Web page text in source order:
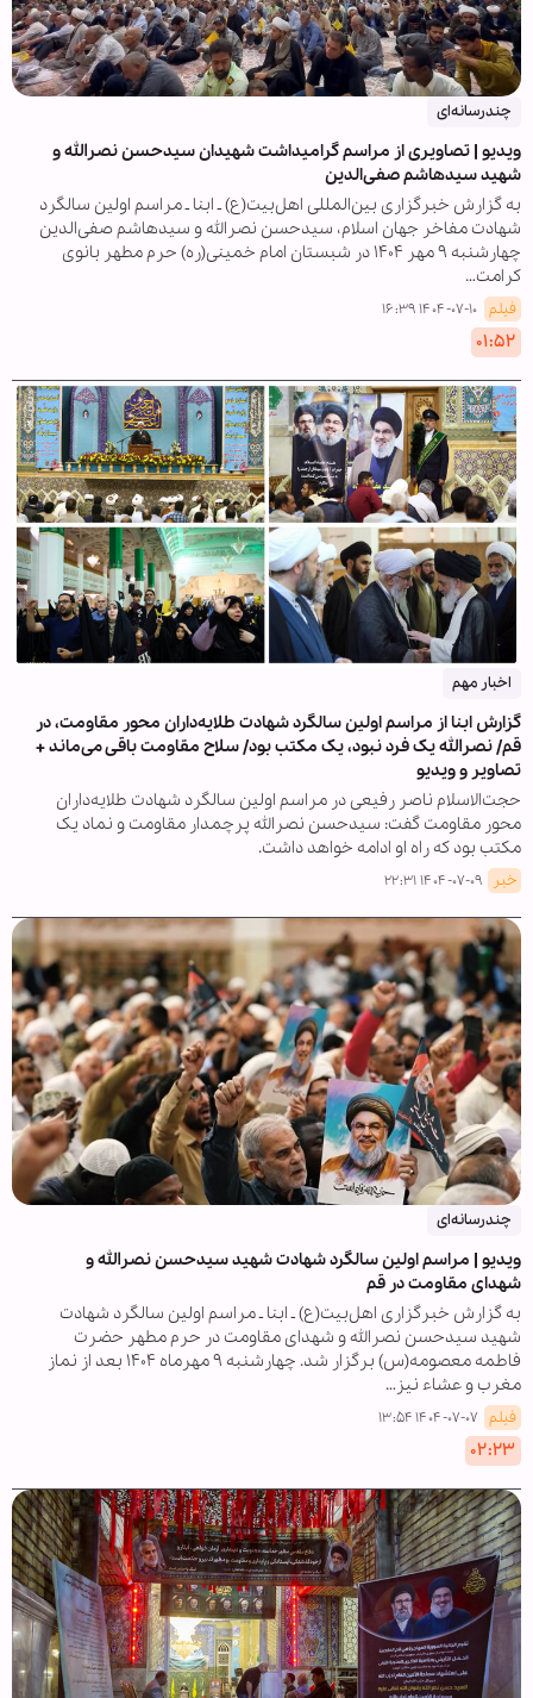
چندرسانه‌ای
ویدیو | تصاویری از مراسم گرامیداشت شهیدان سیدحسن نصرالله و
شهید سیدهاشم صفی‌الدین
به گزارش خبرگزاری بین‌المللی اهل‌بیت(ع) ـ ابنا ـ مراسم اولین سالگرد
شهادت مفاخر جهان اسلام، سیدحسن نصرالله و سیدهاشم صفی‌الدین
چهارشنبه ۹ مهر ۱۴۰۴ در شبستان امام خمینی(ره) حرم مطهر بانوی
کرامت…
فیلم ۱۴۰۴-۰۷-۱۰ ۱۶:۳۹
۰۱:۵۲
اخبار مهم
گزارش ابنا از مراسم اولین سالگرد شهادت طلایه‌داران محور مقاومت، در
قم/ نصرالله یک فرد نبود، یک مکتب بود/ سلاح مقاومت باقی ‌می‌ماند +
تصاویر و ویدیو
حجت‌الاسلام ناصر رفیعی در مراسم اولین سالگرد شهادت طلایه‌داران
محور مقاومت گفت: سیدحسن نصرالله پرچمدار مقاومت و نماد یک
مکتب بود که راه او ادامه خواهد داشت.
خبر ۱۴۰۴-۰۷-۰۹ ۲۲:۳۱
چندرسانه‌ای
ویدیو | مراسم اولین سالگرد شهادت شهید سیدحسن نصرالله و
شهدای مقاومت در قم
به گزارش خبرگزاری اهل‌بیت(ع) ـ ابنا ـ مراسم اولین سالگرد شهادت
شهید سیدحسن نصرالله و شهدای مقاومت در حرم مطهر حضرت
فاطمه معصومه(س) برگزار شد. چهارشنبه ۹ مهرماه ۱۴۰۴ بعد از نماز
مغرب و عشاء نیز…
فیلم ۱۴۰۴-۰۷-۰۷ ۱۳:۵۴
۰۲:۲۳